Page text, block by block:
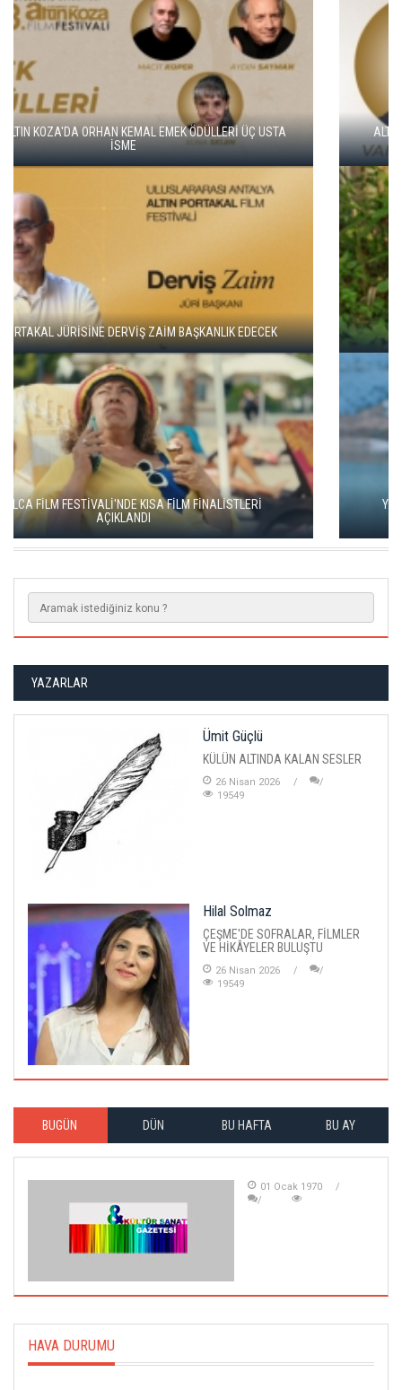
ALTIN KOZA'NIN ONUR ÖDÜLLERİ FERZAN ÖZPETEK VE VAHİDE
PERÇİN'İN
ADANA ALTIN KOZA'DA JÜRİ BAŞKANI ZUHAL OLCAY
YEŞİM USTAOĞLU'NUN "ARTAKALAN"I SAN SEBASTIÁN'DA
DÜNYA PRÖMİYERİNİ YAPACAK
YAZARLAR
Ümit Güçlü
KÜLÜN ALTINDA KALAN SESLER
26 Nisan 2026
19549
Hilal Solmaz
ÇEŞME'DE SOFRALAR, FİLMLER
VE HİKÂYELER BULUŞTU
26 Nisan 2026
19549
BUGÜN DÜN BU HAFTA BU AY
01 Ocak 1970
HAVA DURUMU